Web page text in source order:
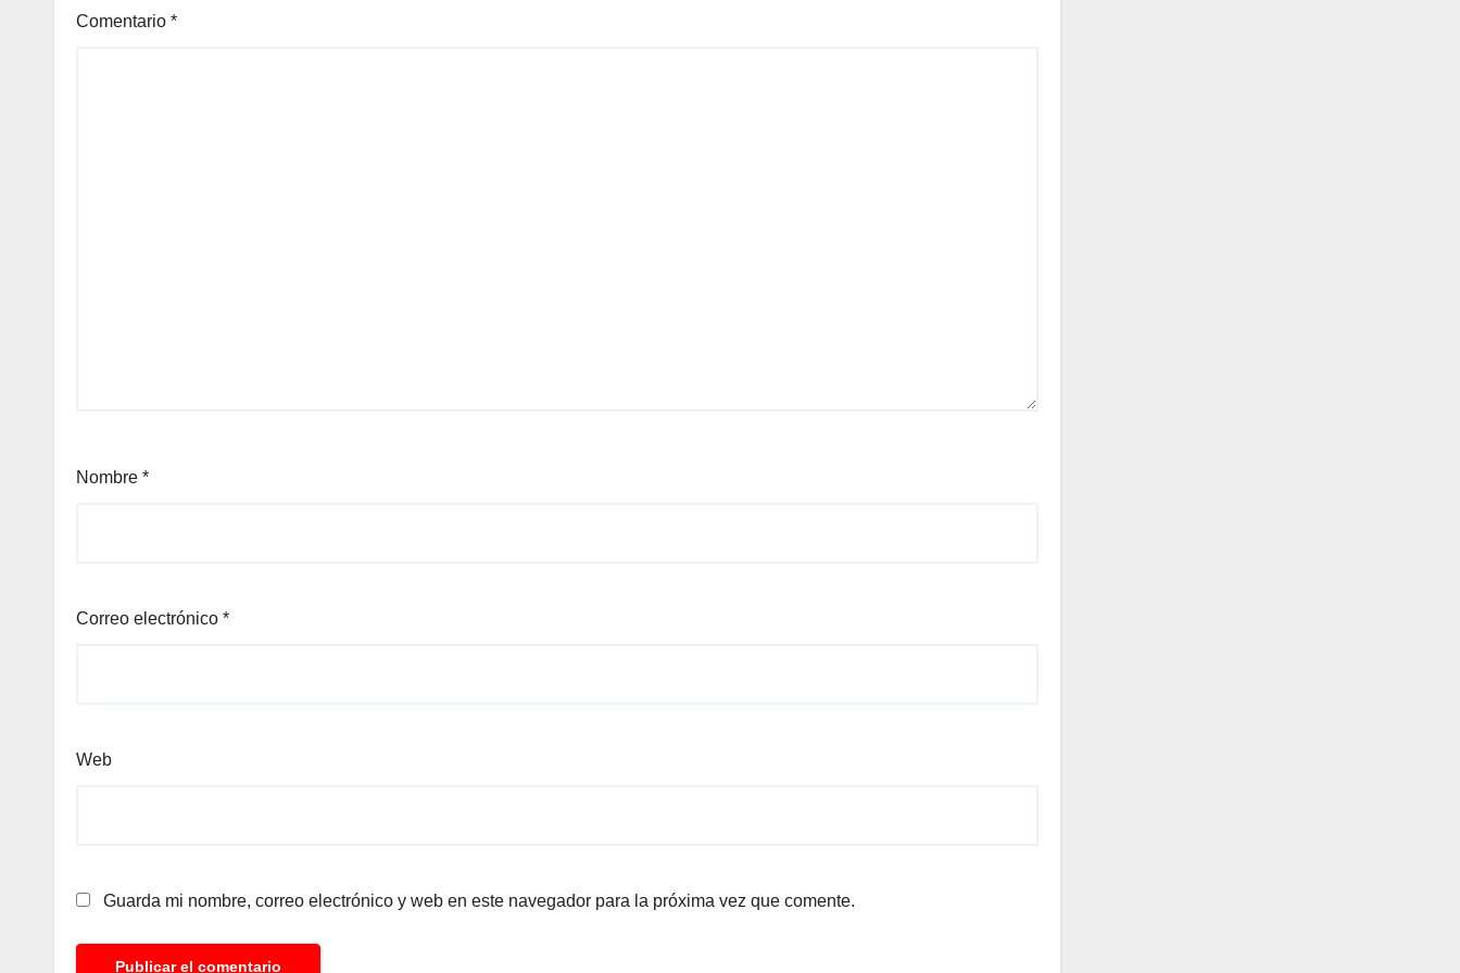
Comentario *
Nombre *
Correo electrónico *
Web
Guarda mi nombre, correo electrónico y web en este navegador para la próxima vez que comente.